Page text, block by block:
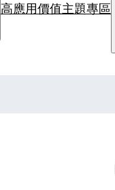
高應用價值主題專區